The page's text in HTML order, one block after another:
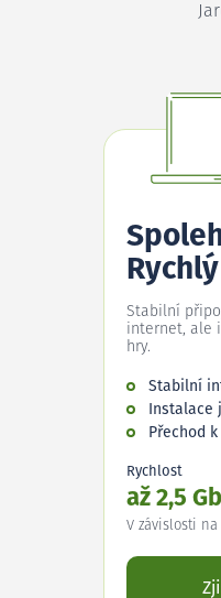
Stabilní
internet, ale
hry.
Stabilní
Instalace
Přechod
Rychlost
až 2,5
V závislosti na